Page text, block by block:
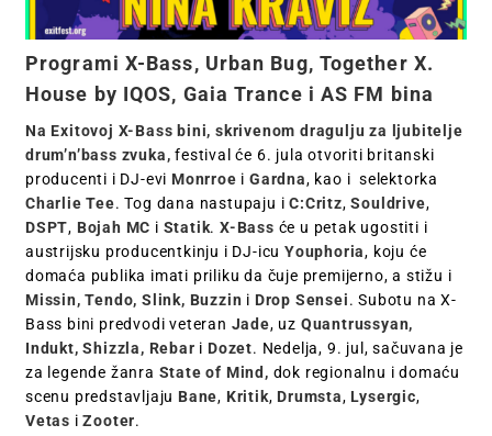
Programi X-Bass, Urban Bug, Together X.
House by IQOS, Gaia Trance i AS FM bina
Na Exitovoj X-Bass bini, skrivenom dragulju za ljubitelje
drum’n’bass zvuka,festival će 6. jula otvoriti britanski
producenti i DJ-evi Monrroe iGardna, kao i selektorka
Charlie Tee. Tog dana nastupaju iC:Critz,Souldrive,
DSPT, Bojah MC i Statik.X-Bass će u petak ugostiti i
austrijsku producentkinju i DJ-icuYouphoria, koju će
domaća publika imati priliku da čuje premijerno, a stižu i
Missin, Tendo, Slink, Buzzin i Drop Sensei. Subotu na X-
Bass bini predvodi veteran Jade, uz Quantrussyan,
Indukt, Shizzla, Rebar i Dozet. Nedelja, 9. jul, sačuvana je
za legende žanra State of Mind, dok regionalnu i domaću
scenu predstavljaju Bane, Kritik, Drumsta, Lysergic,
Vetas iZooter.